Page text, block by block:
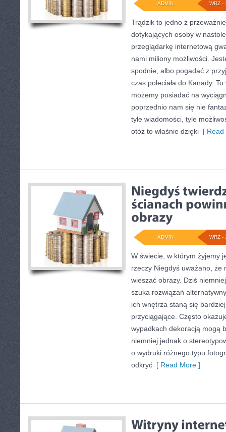
WRZ -
ADMIN
Trądzik to jedno z
dotykających osoby w
przeglądarkę internetową
nami miliony możliwości.
spodnie, albo pogadać z
czas poleciała do Kanady.
możemy posiadać na
poprzednio nam się nie
tyle wiadomości, tyle
otóż to właśnie dzięki [ Read
WRZ -
ADMIN
W świecie, w którym żyjemy
rzeczy Niegdyś uważano, że
wieszać obrazy. Dziś
szuka rozwiązań
ich wnętrza staną się
przyciągające. Często
wypadkach dekoracją mogą
niemniej jednak o
o wydruki różnego typu
odkryć [ Read More ]